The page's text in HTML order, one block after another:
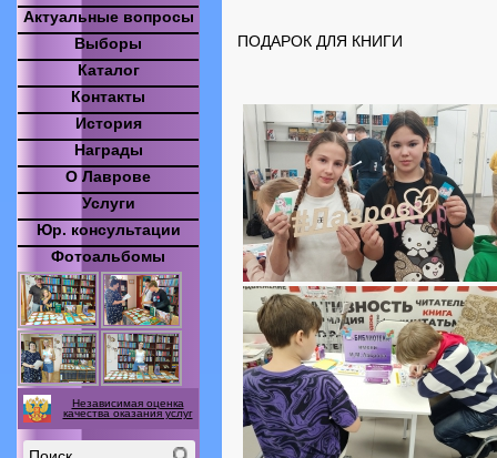
ПОДАРОК ДЛЯ КНИГИ
Актуальные вопросы
Выборы
Каталог
Контакты
История
Награды
О Лаврове
Услуги
Юр. консультации
Фотоальбомы
Независимая оценка
качества оказания услуг